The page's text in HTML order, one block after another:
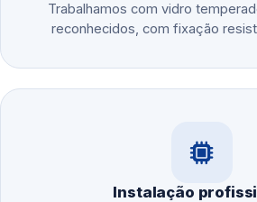
Trabalhamos com vidro
reconhecidos, com fixação
Instalação